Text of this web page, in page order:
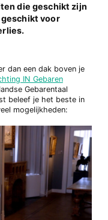
die geschikt zijn
voor
dan een dak boven je
IN Gebaren
Gebarentaal
beleef je het beste in
mogelijkheden: